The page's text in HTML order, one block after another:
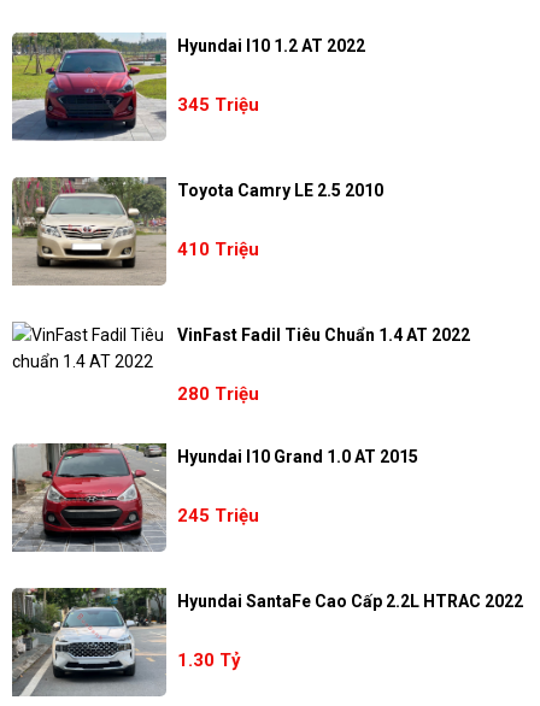
Hyundai I10 1.2 AT 2022
345 Triệu
Toyota Camry LE 2.5 2010
410 Triệu
VinFast Fadil Tiêu Chuẩn 1.4 AT 2022
280 Triệu
Hyundai I10 Grand 1.0 AT 2015
245 Triệu
Hyundai SantaFe Cao Cấp 2.2L HTRAC 2022
1.30 Tỷ